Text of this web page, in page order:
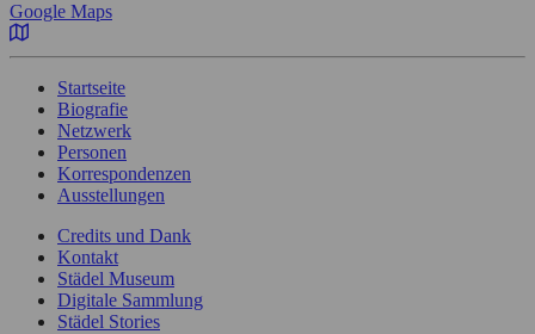
Google Maps
Startseite
Biografie
Netzwerk
Personen
Korrespondenzen
Ausstellungen
Credits und Dank
Kontakt
Städel Museum
Digitale Sammlung
Städel Stories